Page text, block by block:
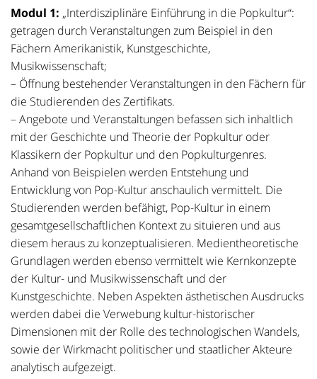
Modul 1: „Interdisziplinäre Einführung in die Popkultur“:
getragen durch Veranstaltungen zum Beispiel in den
Fächern Amerikanistik, Kunstgeschichte,
Musikwissenschaft;
– Öffnung bestehender Veranstaltungen in den Fächern für
die Studierenden des Zertifikats.
– Angebote und Veranstaltungen befassen sich inhaltlich
mit der Geschichte und Theorie der Popkultur oder
Klassikern der Popkultur und den Popkulturgenres.
Anhand von Beispielen werden Entstehung und
Entwicklung von Pop-Kultur anschaulich vermittelt. Die
Studierenden werden befähigt, Pop-Kultur in einem
gesamtgesellschaftlichen Kontext zu situieren und aus
diesem heraus zu konzeptualisieren. Medientheoretische
Grundlagen werden ebenso vermittelt wie Kernkonzepte
der Kultur- und Musikwissenschaft und der
Kunstgeschichte. Neben Aspekten ästhetischen Ausdrucks
werden dabei die Verwebung kultur-historischer
Dimensionen mit der Rolle des technologischen Wandels,
sowie der Wirkmacht politischer und staatlicher Akteure
analytisch aufgezeigt.